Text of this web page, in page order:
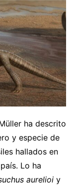
ha descrito
y especie de
hallados en
Lo ha
aurelioi y